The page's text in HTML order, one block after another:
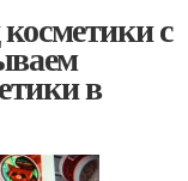
с
в